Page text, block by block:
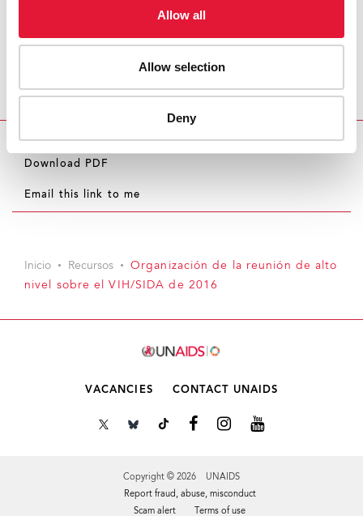
Allow all
Allow selection
Deny
Download PDF
Email this link to me
Inicio Recursos
Organización de la reunión de alto
nivel sobre el VIH/SIDA de 2016
VACANCIES CONTACT UNAIDS
Copyright © 2026 UNAIDS
Report fraud, abuse, misconduct
Scam alert
Terms of use